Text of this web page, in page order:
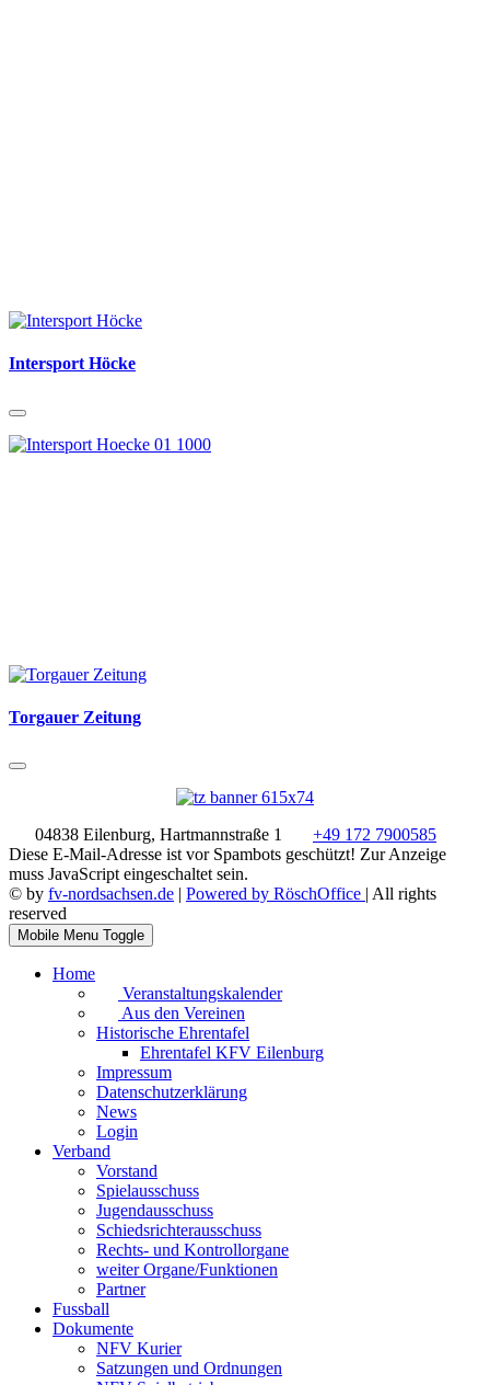
Intersport Höcke
Torgauer Zeitung
04838 Eilenburg, Hartmannstraße 1
+49 172 7900585
Diese E-Mail-Adresse ist vor Spambots geschützt! Zur Anzeige
muss JavaScript eingeschaltet sein.
© by fv-nordsachsen.de | Powered by RöschOffice | All rights
reserved
Mobile Menu Toggle
Home
Veranstaltungskalender
Aus den Vereinen
Historische Ehrentafel
Ehrentafel KFV Eilenburg
Impressum
Datenschutzerklärung
News
Login
Verband
Vorstand
Spielausschuss
Jugendausschuss
Schiedsrichterausschuss
Rechts- und Kontrollorgane
weiter Organe/Funktionen
Partner
Fussball
Dokumente
NFV Kurier
Satzungen und Ordnungen